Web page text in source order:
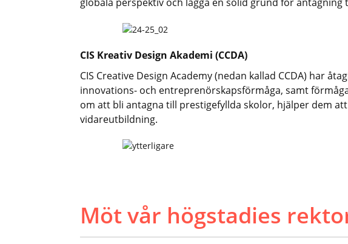
CIS Kreativ Design Akademi (CCDA)
CIS Creative Design Academy (nedan kallad CCDA) har
innovations- och entreprenörskapsförmåga, samt
om att bli antagna till prestigefyllda skolor, hjälper dem
vidareutbildning.
Möt vår högstadies